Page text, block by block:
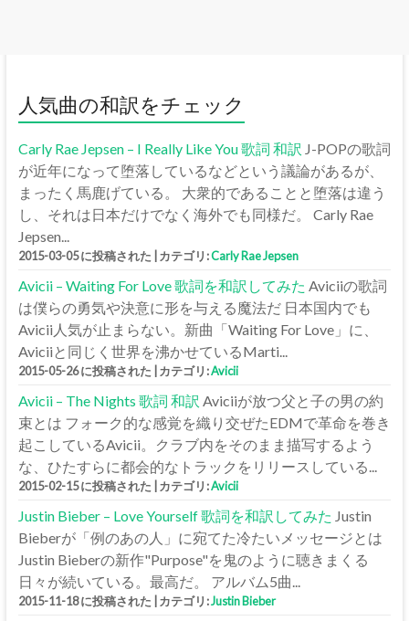
人気曲の和訳をチェック
Carly Rae Jepsen – I Really Like You 歌詞 和訳 J-POPの歌詞
が近年になって堕落しているなどという議論があるが、
まったく馬鹿げている。 大衆的であることと堕落は違う
し、それは日本だけでなく海外でも同様だ。 Carly Rae
Jepsen...
2015-03-05 に投稿された カテゴリ:Carly Rae Jepsen
Avicii – Waiting For Love 歌詞を和訳してみた Aviciiの歌詞
は僕らの勇気や決意に形を与える魔法だ 日本国内でも
Avicii人気が止まらない。新曲「Waiting For Love」に、
Aviciiと同じく世界を沸かせているMarti...
2015-05-26 に投稿された カテゴリ:Avicii
Avicii – The Nights 歌詞 和訳 Aviciiが放つ父と子の男の約
束とは フォーク的な感覚を織り交ぜたEDMで革命を巻き
起こしているAvicii。クラブ内をそのまま描写するよう
な、ひたすらに都会的なトラックをリリースしている...
2015-02-15 に投稿された カテゴリ:Avicii
Justin Bieber – Love Yourself 歌詞を和訳してみた Justin
Bieberが「例のあの人」に宛てた冷たいメッセージとは
Justin Bieberの新作"Purpose"を鬼のように聴きまくる
日々が続いている。最高だ。 アルバム5曲...
2015-11-18 に投稿された カテゴリ:Justin Bieber